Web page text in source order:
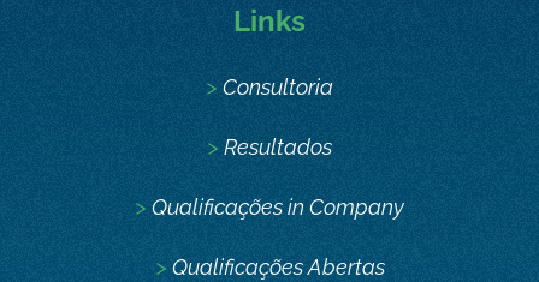
Links
> Consultoria
> Resultados
> Qualificações in Company
> Qualificações Abertas